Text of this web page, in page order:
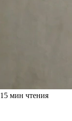
15 мин чтения